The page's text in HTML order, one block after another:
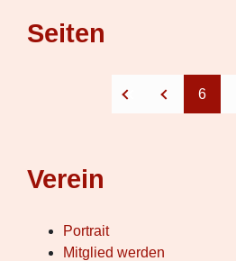
Seiten
6
Verein
Portrait
Mitglied werden